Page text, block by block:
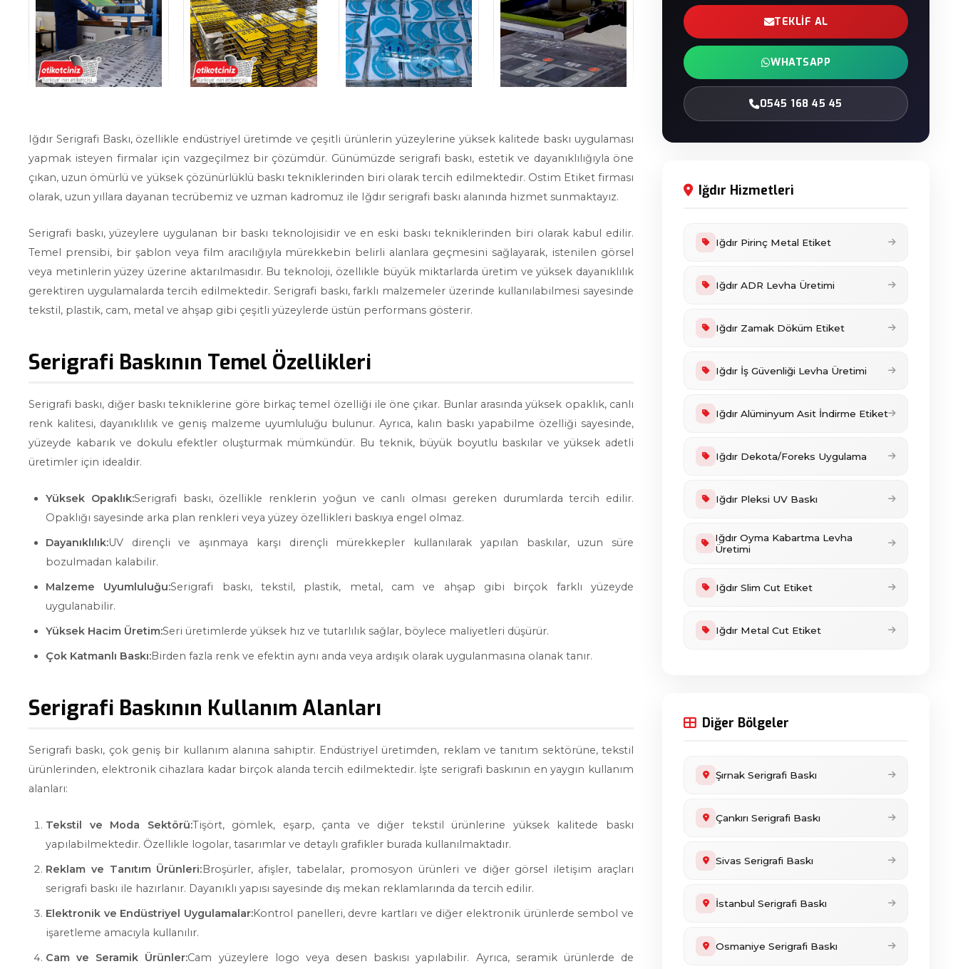
Iğdır Serigrafi Baskı, özellikle endüstriyel üretimde ve çeşitli ürünlerin yüzeylerine yüksek kalitede baskı uygulaması
yapmak isteyen firmalar için vazgeçilmez bir çözümdür. Günümüzde serigrafi baskı, estetik ve dayanıklılığıyla öne
çıkan, uzun ömürlü ve yüksek çözünürlüklü baskı tekniklerinden biri olarak tercih edilmektedir. Ostim Etiket firması
olarak, uzun yıllara dayanan tecrübemiz ve uzman kadromuz ile Iğdır serigrafi baskı alanında hizmet sunmaktayız.
Serigrafi baskı, yüzeylere uygulanan bir baskı teknolojisidir ve en eski baskı tekniklerinden biri olarak kabul edilir.
Temel prensibi, bir şablon veya film aracılığıyla mürekkebin belirli alanlara geçmesini sağlayarak, istenilen görsel
veya metinlerin yüzey üzerine aktarılmasıdır. Bu teknoloji, özellikle büyük miktarlarda üretim ve yüksek dayanıklılık
gerektiren uygulamalarda tercih edilmektedir. Serigrafi baskı, farklı malzemeler üzerinde kullanılabilmesi sayesinde
tekstil, plastik, cam, metal ve ahşap gibi çeşitli yüzeylerde üstün performans gösterir.
Serigrafi Baskının Temel Özellikleri
Serigrafi baskı, diğer baskı tekniklerine göre birkaç temel özelliği ile öne çıkar. Bunlar arasında yüksek opaklık, canlı
renk kalitesi, dayanıklılık ve geniş malzeme uyumluluğu bulunur. Ayrıca, kalın baskı yapabilme özelliği sayesinde,
yüzeyde kabarık ve dokulu efektler oluşturmak mümkündür. Bu teknik, büyük boyutlu baskılar ve yüksek adetli
üretimler için idealdir.
Yüksek Opaklık:Serigrafi baskı, özellikle renklerin yoğun ve canlı olması gereken durumlarda tercih edilir.
Opaklığı sayesinde arka plan renkleri veya yüzey özellikleri baskıya engel olmaz.
Dayanıklılık:UV dirençli ve aşınmaya karşı dirençli mürekkepler kullanılarak yapılan baskılar, uzun süre
bozulmadan kalabilir.
Malzeme Uyumluluğu:Serigrafi baskı, tekstil, plastik, metal, cam ve ahşap gibi birçok farklı yüzeyde
uygulanabilir.
Yüksek Hacim Üretim:Seri üretimlerde yüksek hız ve tutarlılık sağlar, böylece maliyetleri düşürür.
Çok Katmanlı Baskı:Birden fazla renk ve efektin aynı anda veya ardışık olarak uygulanmasına olanak tanır.
Serigrafi Baskının Kullanım Alanları
Serigrafi baskı, çok geniş bir kullanım alanına sahiptir. Endüstriyel üretimden, reklam ve tanıtım sektörüne, tekstil
ürünlerinden, elektronik cihazlara kadar birçok alanda tercih edilmektedir. İşte serigrafi baskının en yaygın kullanım
alanları:
Tekstil ve Moda Sektörü:Tişört, gömlek, eşarp, çanta ve diğer tekstil ürünlerine yüksek kalitede baskı
yapılabilmektedir. Özellikle logolar, tasarımlar ve detaylı grafikler burada kullanılmaktadır.
Reklam ve Tanıtım Ürünleri:Broşürler, afişler, tabelalar, promosyon ürünleri ve diğer görsel iletişim araçları
serigrafi baskı ile hazırlanır. Dayanıklı yapısı sayesinde dış mekan reklamlarında da tercih edilir.
Elektronik ve Endüstriyel Uygulamalar:Kontrol panelleri, devre kartları ve diğer elektronik ürünlerde sembol ve
işaretleme amacıyla kullanılır.
Cam ve Seramik Ürünler:Cam yüzeylere logo veya desen baskısı yapılabilir. Ayrıca, seramik ürünlerde de
TEKLIF AL
WHATSAPP
0545 168 45 45
Iğdır Hizmetleri
Iğdır Pirinç Metal Etiket
Iğdır ADR Levha Üretimi
Iğdır Zamak Döküm Etiket
Iğdır İş Güvenliği Levha Üretimi
Iğdır Alüminyum Asit İndirme Etiket
Iğdır Dekota/Foreks Uygulama
Iğdır Pleksi UV Baskı
Iğdır Oyma Kabartma Levha
Üretimi
Iğdır Slim Cut Etiket
Iğdır Metal Cut Etiket
Diğer Bölgeler
Şırnak Serigrafi Baskı
Çankırı Serigrafi Baskı
Sivas Serigrafi Baskı
İstanbul Serigrafi Baskı
Osmaniye Serigrafi Baskı